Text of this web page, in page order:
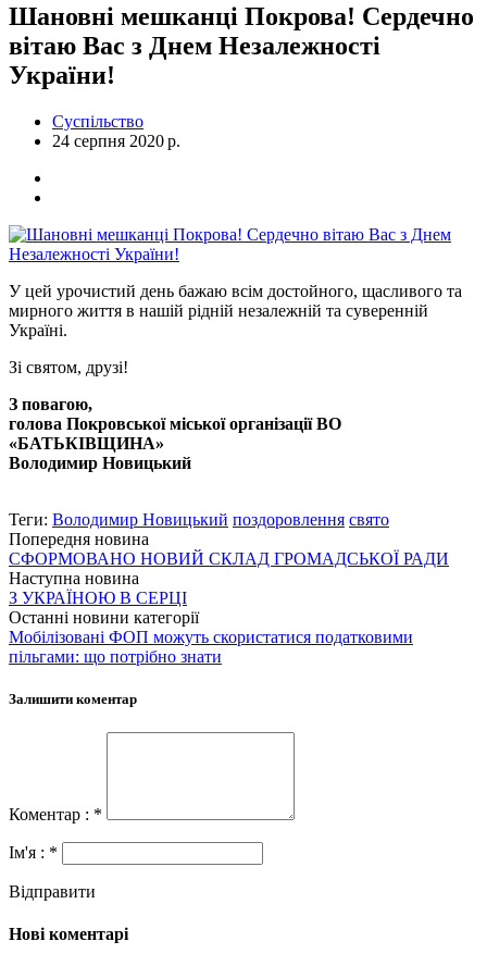
Шановні мешканці Покрова! Сердечно
вітаю Вас з Днем Незалежності
України!
Суспільство
24 серпня 2020 р.
У цей урочистий день бажаю всім достойного, щасливого та
мирного життя в нашій рідній незалежній та суверенній
Україні.
Зі святом, друзі!
З повагою,
голова Покровської міської організації ВО
«БАТЬКІВЩИНА»
Володимир Новицький
Теги: Володимир Новицький поздоровлення свято
Попередня новина
СФОРМОВАНО НОВИЙ СКЛАД ГРОМАДСЬКОЇ РАДИ
Наступна новина
З УКРАЇНОЮ В СЕРЦІ
Останні новини категорії
Мобілізовані ФОП можуть скористатися податковими
пільгами: що потрібно знати
Залишити коментар
Коментар : *
Ім'я : *
Відправити
Нові коментарі